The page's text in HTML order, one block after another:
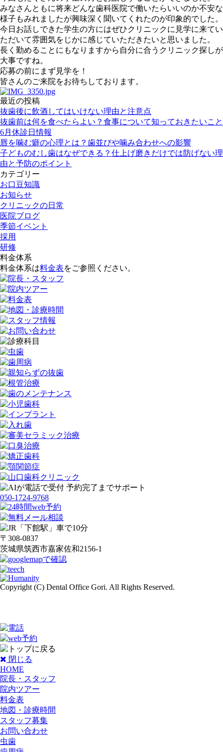
みなさんともに将来どんな歯科医院で働いたらいいのか不安な
様子もみれましたが興味深く聞いてくれたのが印象的でした。
今日お話しできた学生の方にはぜひクリニックに見学に来てい
ただいて雰囲気をじかに感じていただきたいと思いました。
長く勤めることにもなりますから自分に合うクリニック探しが
大事ですね。
応募の前にまず見学を！
皆さんのご来院をお待ちしております。
最近の投稿
抜歯後に飲酒してはいけない理由と注意点
抜歯前は何を食べたらよい？食事について知っておきたいこと
6月休診日情報
唇を噛む癖の心理とは？歯並びや噛み合わせへの影響
子どものむし歯はなぜできる？仕上げ磨きだけでは防げない理
由と予防のポイント
カテゴリー
お口豆知識
お知らせ
クリニックの日常
医院ブログ
季節イベント
採用
研修
料金体系
料金体系は料金表をご参照ください。
050-1724-9768
〒308-0837
茨城県筑西市嘉家佐和2156-1
Copyright (C) Dental Office Gori. All Rights Reserved.
閉じる
HOME
院長・スタッフ
院内ツアー
料金表
地図・診療時間
スタッフ募集
お問い合わせ
虫歯